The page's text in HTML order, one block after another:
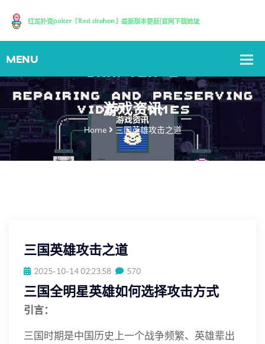
游戏资讯
Home 三国英雄攻击之道
三国英雄攻击之道
2025-10-14 02:23:58 570
三国全明星英雄如何选择攻击方式
引言：
三国时期是中国历史上一个战争频繁、英雄辈出